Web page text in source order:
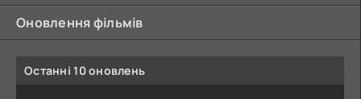
Оновлення фільмів
Останні 10 оновлень